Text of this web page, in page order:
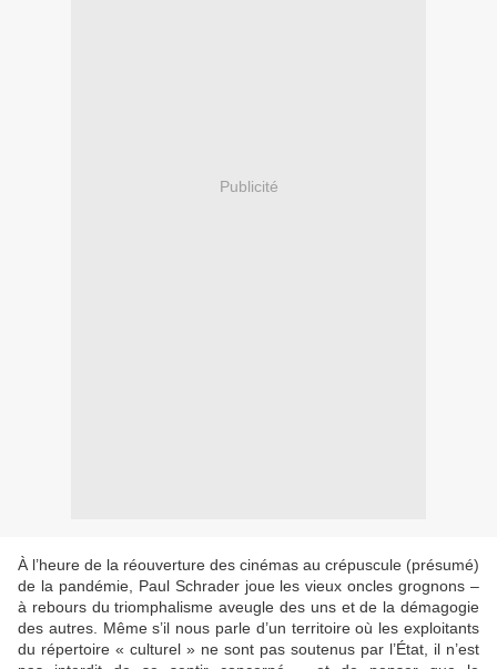
Publicité
À l’heure de la réouverture des cinémas au crépuscule (présumé)
de la pandémie, Paul Schrader joue les vieux oncles grognons –
à rebours du triomphalisme aveugle des uns et de la démagogie
des autres. Même s’il nous parle d’un territoire où les exploitants
du répertoire « culturel » ne sont pas soutenus par l’État, il n’est